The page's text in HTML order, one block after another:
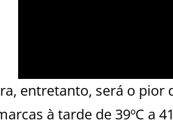
entretanto, será o pior
à tarde de 39ºC a